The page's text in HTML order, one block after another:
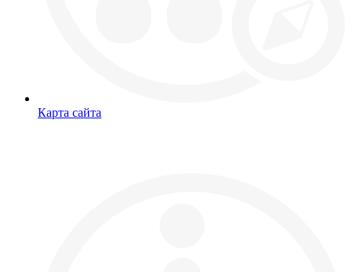
Карта сайта